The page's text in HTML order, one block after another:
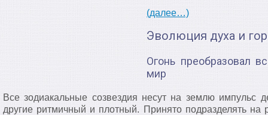
(далее…)
Эволюция духа и
Огонь преобразовал
мир
Все зодиакальные созвездия несут на землю импульс
другие ритмичный и плотный. Принято подразделять